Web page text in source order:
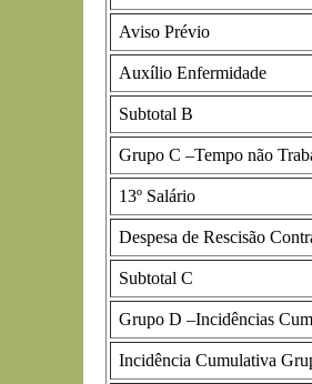
Aviso Prévio
Auxílio Enfermidade
Subtotal B
Grupo C –Tempo não
13º Salário
Despesa de Rescisão
Subtotal C
Grupo D –Incidências
Incidência Cumulativa